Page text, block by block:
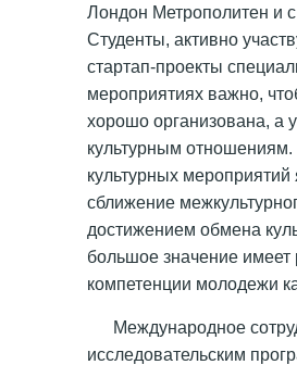
Лондон Метрополитен и
Студенты, активно
стартап-проекты
мероприятиях важно,
хорошо организована, а
культурным
культурных
сближение
достижением обмена
большое значение имеет
компетенции молодежи
Международное
исследовательским